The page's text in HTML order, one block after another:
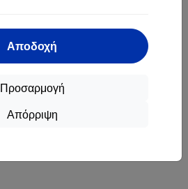
Αποδοχή
Προσαρμογή
Απόρριψη